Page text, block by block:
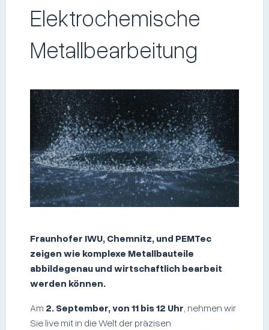
Elektrochemische
Metallbearbeitung
Fraunhofer IWU, Chemnitz, und PEMTec
zeigen wie komplexe Metallbauteile
abbildegenau und wirtschaftlich bearbeit
werden können.
Am 2. September, von 11 bis 12 Uhr, nehmen wir
Sie live mit in die Welt der präzisen